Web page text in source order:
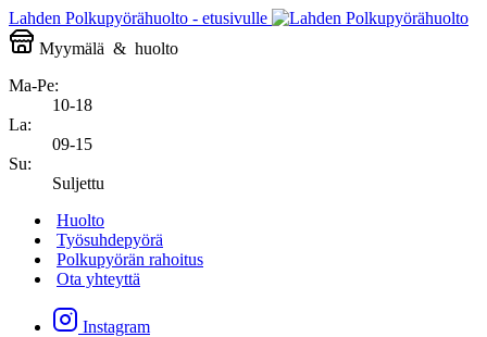
Lahden Polkupyörähuolto - etusivulle
Myymälä & huolto
Ma-Pe:
10-18
La:
09-15
Su:
Suljettu
Huolto
Työsuhdepyörä
Polkupyörän rahoitus
Ota yhteyttä
Instagram